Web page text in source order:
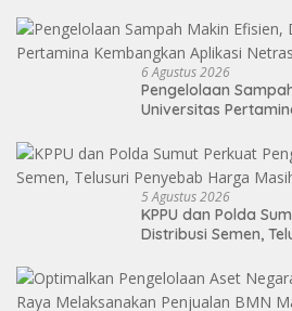
6 Agustus 2026
Pengelolaan
Universitas
5 Agustus 2026
KPPU dan Polda
Distribusi Semen,